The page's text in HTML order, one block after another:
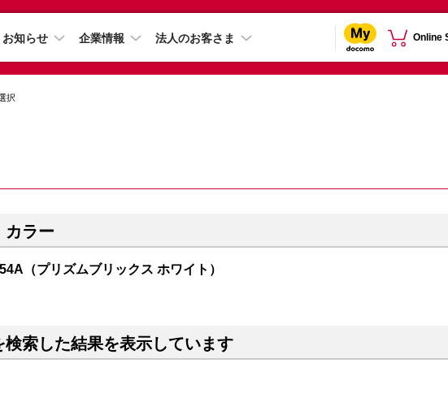
お知らせ 企業情報 法人のお客さま Online
択
カラー
（プリズムブリックス ホワイト）
検索した結果を表示しています